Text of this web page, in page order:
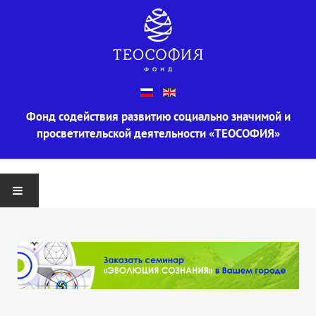
Фонд содействия развитию социально значимой и
просветительской деятельности «ТЕОСОФИЯ»
О ФОНДЕ
Информация